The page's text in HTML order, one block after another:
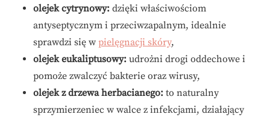
olejek cytrynowy: dzięki właściwościom
antyseptycznym i przeciwzapalnym, idealnie
sprawdzi się w pielęgnacji skóry,
olejek eukaliptusowy: udrożni drogi oddechowe i
pomoże zwalczyć bakterie oraz wirusy,
olejek z drzewa herbacianego: to naturalny
sprzymierzeniec w walce z infekcjami, działający